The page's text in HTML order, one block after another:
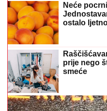
Neće
ostalo
prije nego
smeće